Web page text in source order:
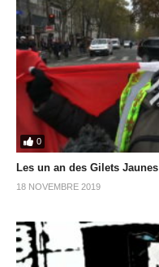
0
Les un an des Gilets Jaunes
18 NOVEMBRE 2019